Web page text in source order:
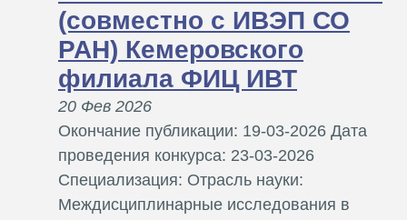
(совместно с ИВЭП СО
РАН) Кемеровского
филиала ФИЦ ИВТ
20 Фев 2026
Окончание публикации: 19-03-2026 Дата
проведения конкурса: 23-03-2026
Специализация: Отрасль науки:
Междисциплинарные исследования в